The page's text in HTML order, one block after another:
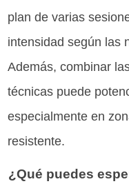
plan de varias
intensidad según las
Además, combinar
técnicas puede
especialmente en
resistente.
¿Qué puedes